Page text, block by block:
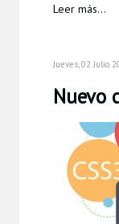
Leer más...
Jueves, 02 Julio
Nuevo